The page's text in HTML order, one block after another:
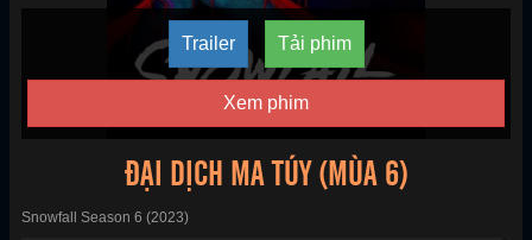
Trailer Tải phim
Xem phim
ĐẠI DỊCH MA TÚY (MÙA 6)
Snowfall Season 6 (2023)